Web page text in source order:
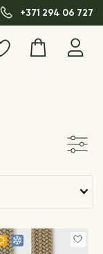
+371 294 06 727